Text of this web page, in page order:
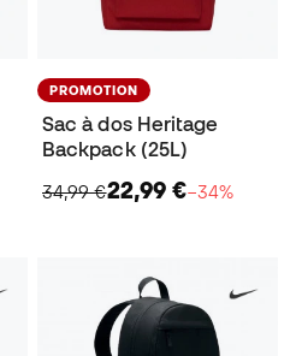
PROMOTION
Sac à dos Heritage
Backpack (25L)
34,99 €22,99 €−34%